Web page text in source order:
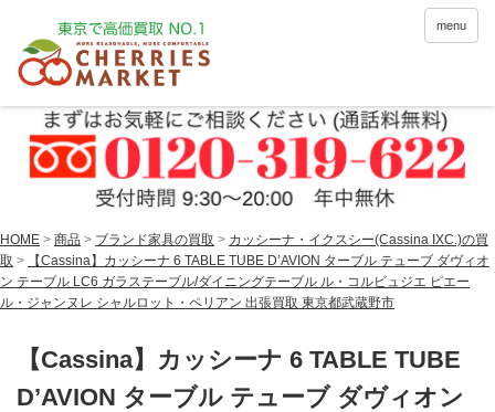
menu
HOME > 商品 > ブランド家具の買取 > カッシーナ・イクスシー(Cassina IXC.)の買
取 >
【Cassina】カッシーナ 6 TABLE TUBE D’AVION ターブル テューブ ダヴィオ
ン テーブル LC6 ガラステーブル/ダイニングテーブル ル・コルビュジエ ピエー
ル・ジャンヌレ シャルロット・ペリアン 出張買取 東京都武蔵野市
【Cassina】カッシーナ 6 TABLE TUBE
D’AVION ターブル テューブ ダヴィオン